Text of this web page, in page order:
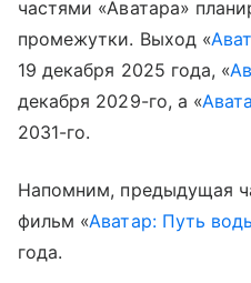
частями «Аватара»
промежутки. Выход «
19 декабря 2025 года, «
декабря 2029-го, а «
2031-го.
Напомним, предыдущая
фильм «Аватар: Путь
года.